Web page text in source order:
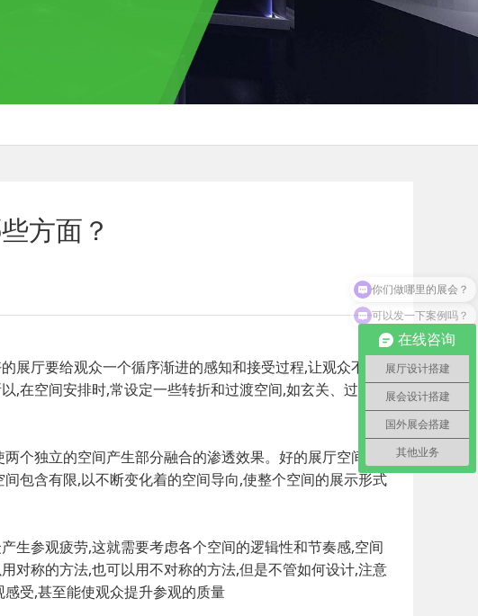
方面？
展厅要给观众一个循序渐进的感知和接受过程,让观众不仅了
,在空间安排时,常设定一些转折和过渡空间,如玄关、过道,来
个独立的空间产生部分融合的渗透效果。好的展厅空间往往
包含有限,以不断变化着的空间导向,使整个空间的展示形式
生参观疲劳,这就需要考虑各个空间的逻辑性和节奏感,空间
对称的方法,也可以用不对称的方法,但是不管如何设计,注意
受,甚至能使观众提升参观的质量
在线咨询
展厅设计搭建
展会设计搭建
国外展会搭建
其他业务